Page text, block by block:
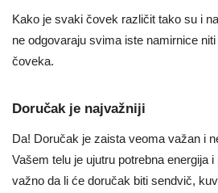
Kako je svaki čovek različit tako su i
ne odgovaraju svima iste namirnice
čoveka.
Doručak je najvažniji
Da! Doručak je zaista veoma važan i
Vašem telu je ujutru potrebna energija
važno da li će doručak biti sendvič,